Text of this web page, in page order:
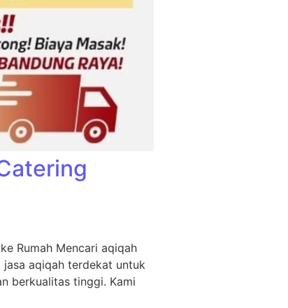
Rumah Mencari aqiqah
jasa aqiqah terdekat untuk
berkualitas tinggi. Kami